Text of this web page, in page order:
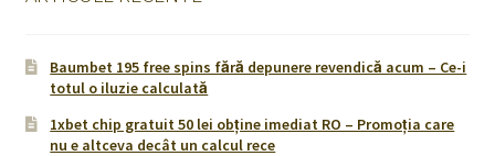
Baumbet 195 free spins fără depunere revendică acum – Ce-i
totul o iluzie calculată
1xbet chip gratuit 50 lei obține imediat RO – Promoţia care
nu e altceva decât un calcul rece